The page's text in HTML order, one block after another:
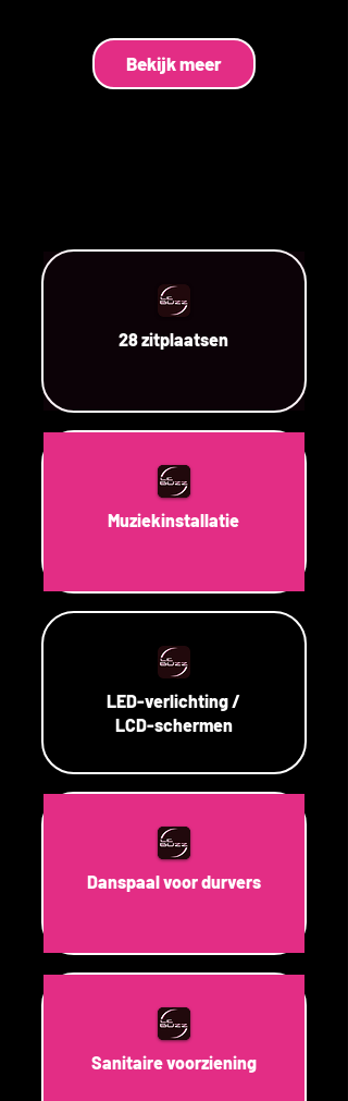
Bekijk meer
28 zitplaatsen
Muziekinstallatie
LED-verlichting /
LCD-schermen
Danspaal voor durvers
Sanitaire voorziening